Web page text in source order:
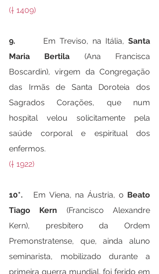
(† 1409)
9.
       Em Treviso, na Itália,
Santa
Maria Bertila (Ana Francisca
Boscardin), virgem da Congregação
das Irmãs de Santa Doroteia dos
Sagrados Corações, que num
hospital velou solicitamente pela
saúde corporal e espiritual dos
enfermos.
(† 1922)
10*.
   Em Viena, na Áustria, o
Beato
Tiago Kern (Francisco Alexandre
Kern), presbítero da Ordem
Premonstratense, que, ainda aluno
seminarista, mobilizado durante a
primeira guerra mundial, foi ferido em